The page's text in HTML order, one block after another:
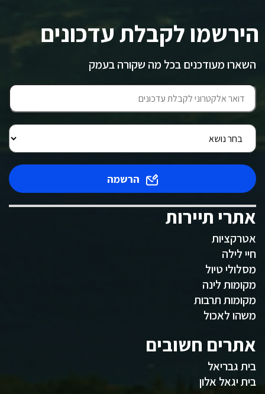
הירשמו לקבלת עדכונים
השארו מעודכנים בכל מה שקורה בעמק
הרשמה
אתרי תיירות
אטרקציות
חיי לילה
מסלולי טיול
מקומות לינה
מקומות תרבות
משהו לאכול
אתרים חשובים
בית גבריאל
בית יגאל אלון